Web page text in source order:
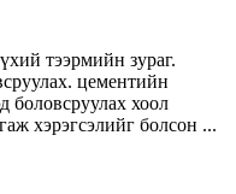
тээрмийн зураг.
цементийн
боловсруулах хоол
хэрэгсэлийг болсон ...